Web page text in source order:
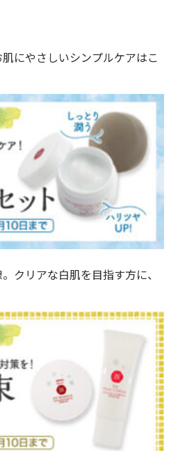
にやさしいシンプルケアはこ
クリアな白肌を目指す方に、